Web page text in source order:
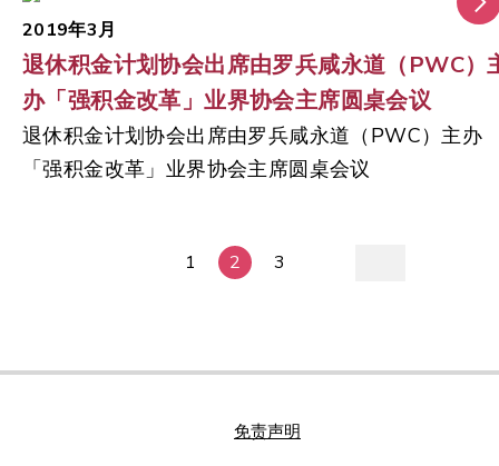
Koliloedjoer先生、黄德治先生以及Chris Barford先
上台担任嘉宾进行圆桌分享，对如何迎接「积金易」
平台即将带来的挑战和机遇，各抒己见，共晋交流一
番。 晚宴压轴的抽奖环节，大大掀动了整个现场，
热烈高涨的气氛中圆满结束，并标志著退休积金计划
协会为迎接来年揭开新的一页。
2019年3月
退休积金计划协会出席由罗兵咸永道（PWC）
办「强积金改革」业界协会主席圆桌会议
退休积金计划协会出席由罗兵咸永道（PWC）主办
「强积金改革」业界协会主席圆桌会议
1 2 3
免责声明